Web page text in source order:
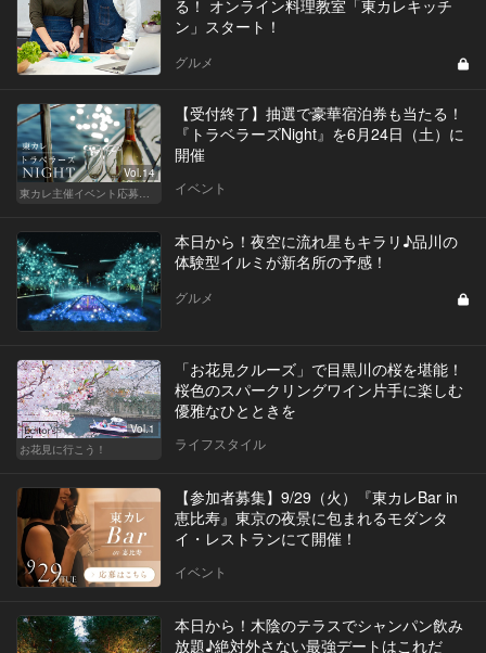
る！ オンライン料理教室「東カレキッチ
ン」スタート！
グルメ
Vol.14
東カレ主催イベント応募詳細記事一覧
【受付終了】抽選で豪華宿泊券も当たる！
『トラベラーズNight』を6月24日（土）に
開催
イベント
本日から！夜空に流れ星もキラリ♪品川の
体験型イルミが新名所の予感！
グルメ
Vol.1
お花見に行こう！
「お花見クルーズ」で目黒川の桜を堪能！
桜色のスパークリングワイン片手に楽しむ
優雅なひとときを
ライフスタイル
【参加者募集】9/29（火）『東カレBar in
恵比寿』東京の夜景に包まれるモダンタ
イ・レストランにて開催！
イベント
本日から！木陰のテラスでシャンパン飲み
放題♪絶対外さない最強デートはこれだ